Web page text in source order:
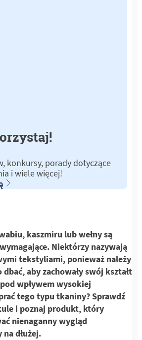
konkursy, porady dotyczące
i wiele więcej!
kaszmiru lub wełny są
Niektórzy nazywają
tekstyliami, ponieważ należy
aby zachowały swój kształt
wpływem wysokiej
tego typu tkaniny? Sprawdź
i poznaj produkt, który
nienaganny wygląd
dłużej.